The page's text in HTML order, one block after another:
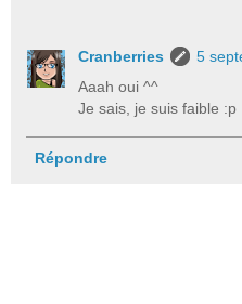
Cranberries
5
Aaah oui ^^
Je sais, je suis faible :p
Répondre